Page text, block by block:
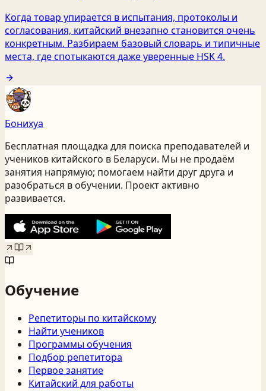
Когда товар упирается в испытания, протоколы и
согласования, китайский внезапно становится очень
конкретным. Разбираем базовый словарь и типичные
места, где спотыкаются даже уверенные HSK 4.
Бонихуа
Бесплатная площадка для поиска преподавателей и
учеников китайского в Беларуси. Мы не продаём
занятия напрямую; помогаем найти друг друга и
разобраться в обучении. Проект активно
развивается.
Обучение
Репетиторы по китайскому
Найти учеников
Программы обучения
Подбор репетитора
Первое занятие
Китайский для работы